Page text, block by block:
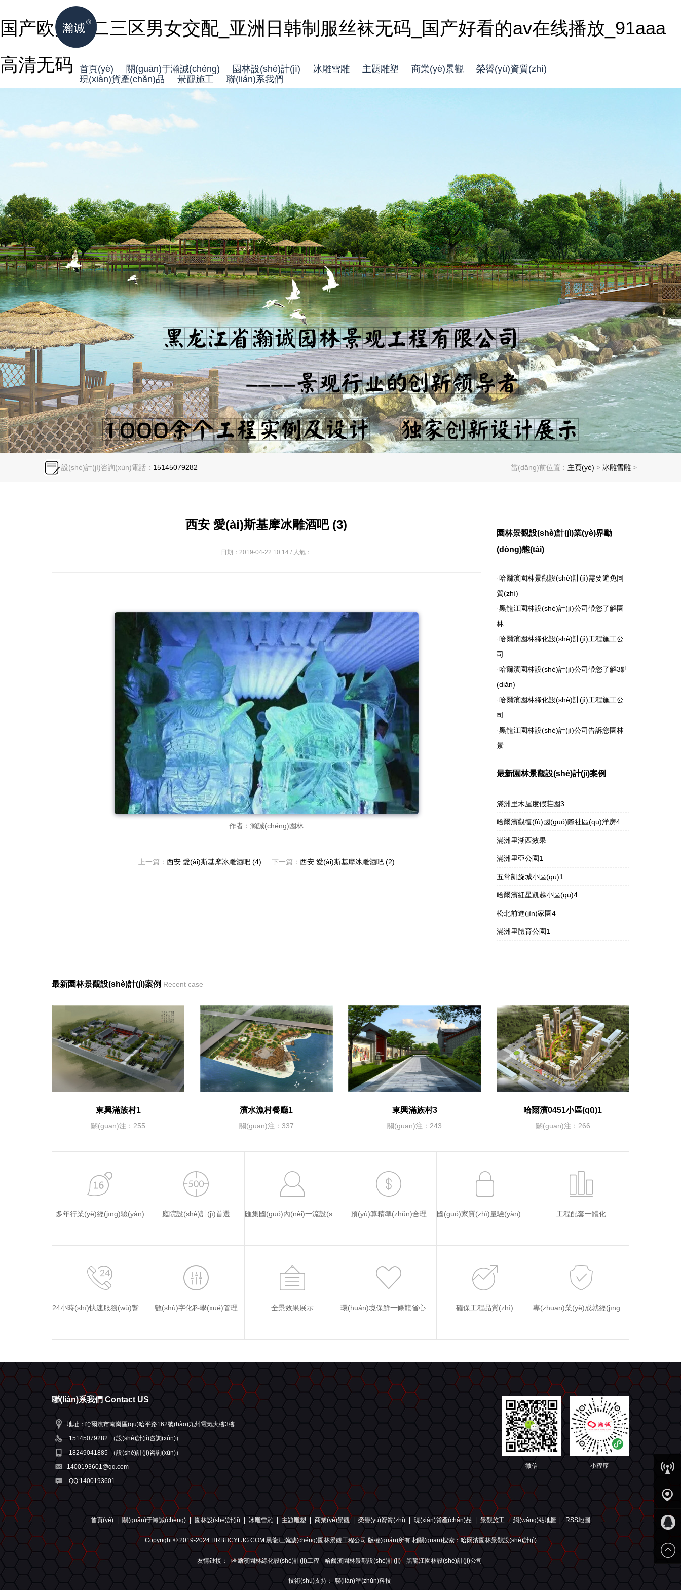
国产欧美一二三区男女交配_亚洲日韩制服丝袜无码_国产好看的av在线播放_91aaa
高清无码
首頁(yè) 關(guān)于瀚誠(chéng) 園林設(shè)計(jì) 冰雕雪雕 主題雕塑 商業(yè)景觀
榮譽(yù)資質(zhì)
現(xiàn)貨產(chǎn)品
景觀施工 聯(lián)系我們
設(shè)計(jì)咨詢(xún)電話： 15145079282 當(dāng)前位置： 主頁(yè) > 冰雕雪雕 >
西安 愛(ài)斯基摩冰雕酒吧 (3)
日期：2019-04-22 10:14 / 人氣：
作者：瀚誠(chéng)園林
上一篇： 西安 愛(ài)斯基摩冰雕酒吧 (4) 下一篇： 西安 愛(ài)斯基摩冰雕酒吧 (2)
園林景觀設(shè)計(jì)業(yè)界動
(dòng)態(tài)
·哈爾濱園林景觀設(shè)計(jì)需要避免同
質(zhì)
·黑龍江園林設(shè)計(jì)公司帶您了解園
林
·哈爾濱園林綠化設(shè)計(jì)工程施工公
司
·哈爾濱園林設(shè)計(jì)公司帶您了解3點
(diǎn)
·哈爾濱園林綠化設(shè)計(jì)工程施工公
司
·黑龍江園林設(shè)計(jì)公司告訴您園林
景
最新園林景觀設(shè)計(jì)案例
滿洲里木屋度假莊園3
哈爾濱觀復(fù)國(guó)際社區(qū)洋房4
滿洲里湖西效果
滿洲里亞公園1
五常凱旋城小區(qū)1
哈爾濱紅星凱越小區(qū)4
松北前進(jìn)家園4
滿洲里體育公園1
最新園林景觀設(shè)計(jì)案例 Recent case
東興滿族村1
關(guān)注：255
濱水漁村餐廳1
關(guān)注：337
東興滿族村3
關(guān)注：243
哈爾濱0451小區(qū)1
關(guān)注：266
多年行業(yè)經(jīng)驗(yàn) 庭院設(shè)計(jì)首選 匯集國(guó)內(nèi)一流設(shè)計(jì)團(tuán)隊(duì) 預(yù)算精準(zhǔn)合理 工程配套一體化
數(shù)字化科學(xué)管理 全景效果展示 確保工程品質(zhì)
聯(lián)系我們 Contact US
地址：哈爾濱市南崗區(qū)哈平路162號(hào)九州電氣大樓3樓
15145079282
（設(shè)計(jì)咨詢(xún)）
18249041885
（設(shè)計(jì)咨詢(xún)）
1400193601@qq.com
QQ:1400193601
小程序
微信
首頁(yè) 關(guān)于瀚誠(chéng) | 園林設(shè)計(jì) 冰雕雪雕 主題雕塑 商業(yè)景觀 榮譽(yù)資質(zhì) 現(xiàn)貨產(chǎn)品 景觀施工 | 網(wǎng)站地圖 | RSS地圖
Copyright © 2019-2024 HRBHCYLJG.COM 黑龍江瀚誠(chéng)園林景觀工程公司 版權(quán)所有 相關(guān)搜索：哈爾濱園林景觀設(shè)計(jì)
友情鏈接： 哈爾濱園林綠化設(shè)計(jì)工程 哈爾濱園林景觀設(shè)計(jì) 黑龍江園林設(shè)計(jì)公司
技術(shù)支持： 聯(lián)準(zhǔn)科技
客服中
園林景
QQ客服
回到頂